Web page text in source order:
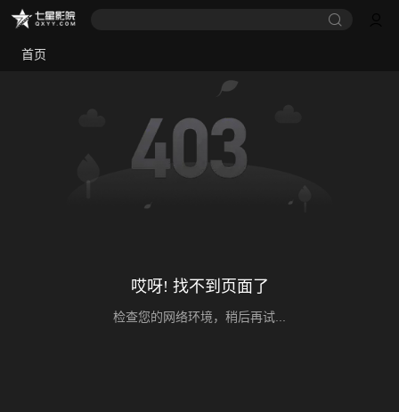
首页
哎呀! 找不到页面了
检查您的网络环境，稍后再试...